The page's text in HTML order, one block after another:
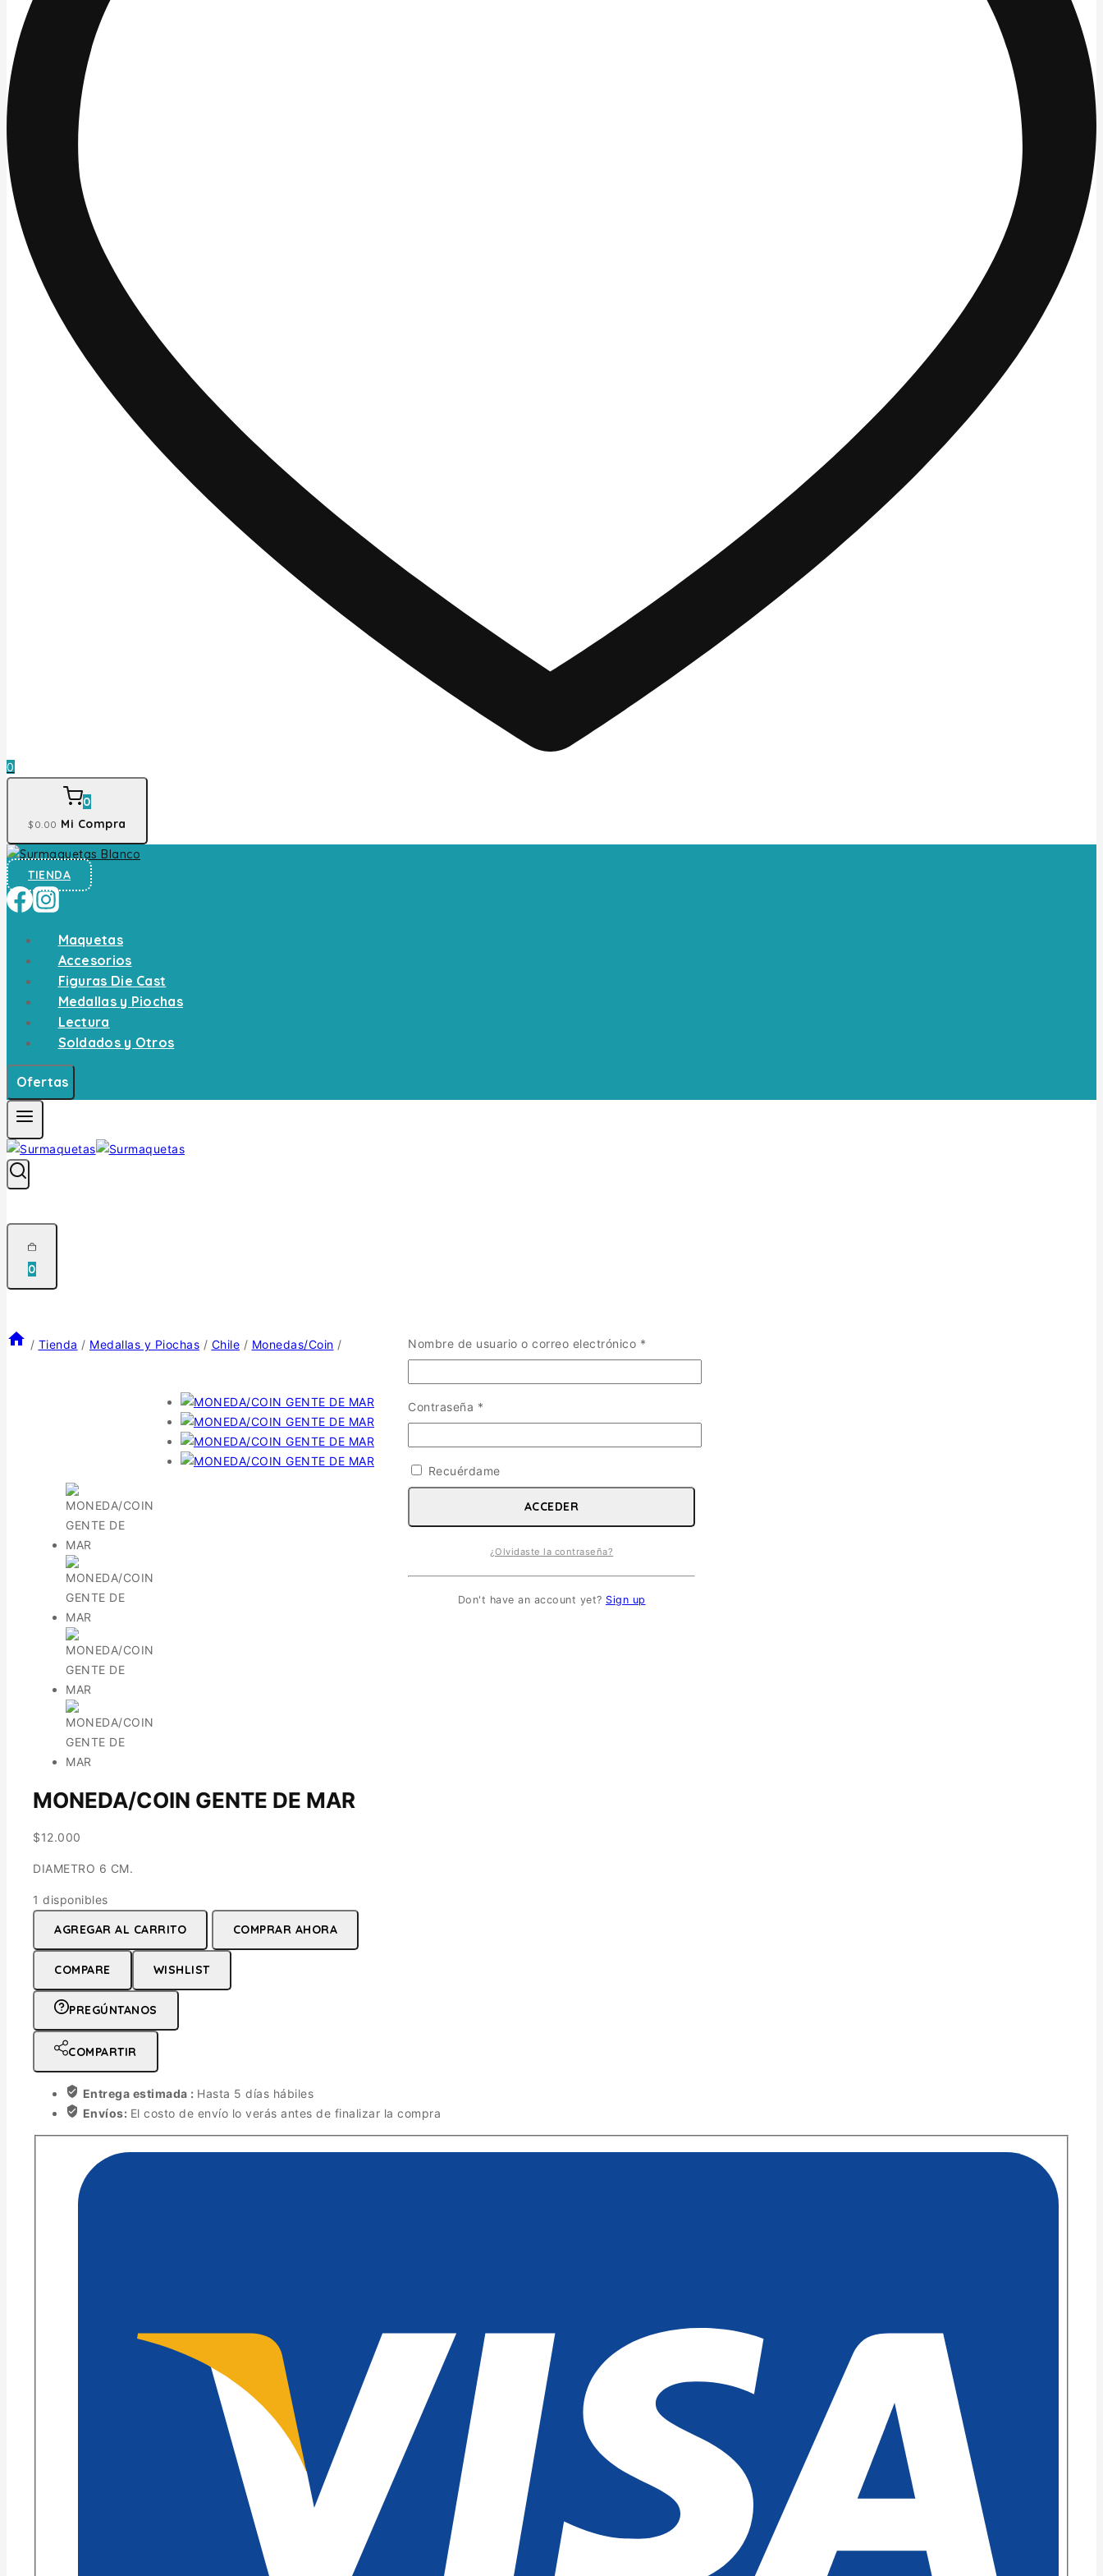
0
0
$0 .00 Mi Compra
TIENDA
Maquetas
Accesorios
Figuras Die Cast
Medallas y Piochas
Lectura
Soldados y Otros
Ofertas
0
/ Tienda / Medallas y Piochas / Chile / Monedas/Coin /
MONEDA/COIN GENTE DE MAR
$12.000
DIAMETRO 6 CM.
1 disponibles
GENTE
DE
MAR
cantidad
AGREGAR AL CARRITO COMPRAR AHORA
COMPARE WISHLIST
PREGÚNTANOS
COMPARTIR
Entrega estimada : Hasta 5 días hábiles
Envíos: El costo de envío lo verás antes de finalizar la compra
Nombre de usuario o correo electrónico *
Contraseña *
Recuérdame
ACCEDER
¿Olvidaste la contraseña?
Don't have an account yet? Sign up